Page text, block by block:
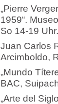
„Pierre
1959“.
So 14-19
Juan Carlos
Arcimboldo,
„Mundo
BAC,
„Arte del